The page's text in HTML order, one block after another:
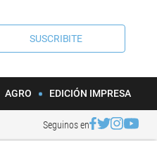
SUSCRIBITE
AGRO EDICIÓN IMPRESA
Seguinos en